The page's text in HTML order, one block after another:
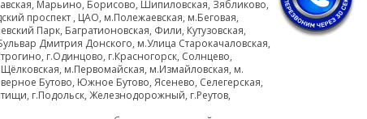
Марьино, Борисово, Шипиловская, Зябликово,
проспект , ЦАО, м.Полежаевская, м.Беговая,
Парк, Багратионовская, Фили, Кутузовская,
Дмитрия Донского, м.Улица Старокачаловская,
г.Одинцово, г.Красногорск, Солнцево,
м.Первомайская, м.Измайловская, м.
Бутово, Южное Бутово, Ясенево, Селегерская,
г.Подольск, Железнодорожный, г.Реутов,